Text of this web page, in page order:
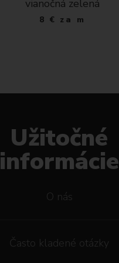
vianočná zelená
8 € za m
Užitočné
informácie
O nás
Často kladené otázky